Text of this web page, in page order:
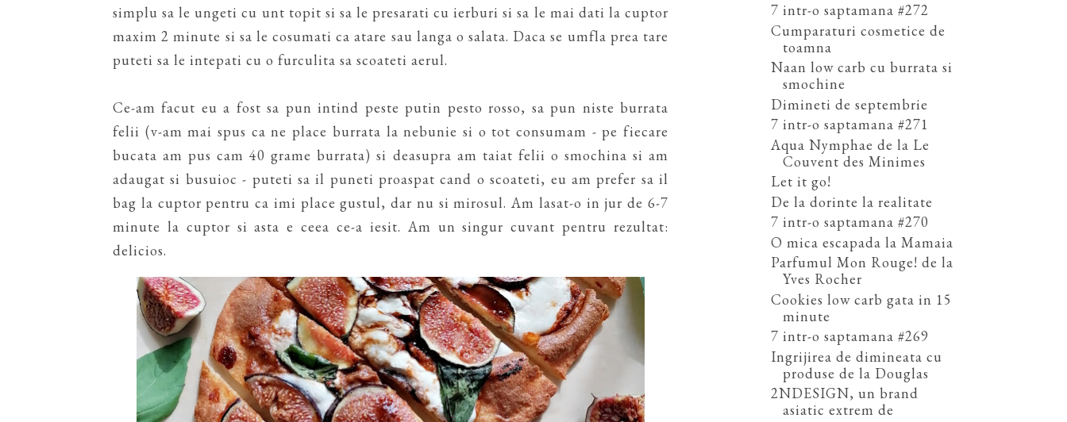
simplu sa le ungeti cu unt topit si sa le presarati cu ierburi si sa le mai dati la cuptor
maxim 2 minute si sa le cosumati ca atare sau langa o salata. Daca se umfla prea tare
puteti sa le intepati cu o furculita sa scoateti aerul.
Ce-am facut eu a fost sa pun intind peste putin pesto rosso, sa pun niste burrata
felii (v-am mai spus ca ne place burrata la nebunie si o tot consumam - pe fiecare
bucata am pus cam 40 grame burrata) si deasupra am taiat felii o smochina si am
adaugat si busuioc - puteti sa il puneti proaspat cand o scoateti, eu am prefer sa il
bag la cuptor pentru ca imi place gustul, dar nu si mirosul. Am lasat-o in jur de 6-7
minute la cuptor si asta e ceea ce-a iesit. Am un singur cuvant pentru rezultat:
delicios.
7 intr-o saptamana #272
Cumparaturi cosmetice de
toamna
Naan low carb cu burrata si
smochine
Dimineti de septembrie
7 intr-o saptamana #271
Aqua Nymphae de la Le
Couvent des Minimes
Let it go!
De la dorinte la realitate
7 intr-o saptamana #270
O mica escapada la Mamaia
Parfumul Mon Rouge! de la
Yves Rocher
Cookies low carb gata in 15
minute
7 intr-o saptamana #269
Ingrijirea de dimineata cu
produse de la Douglas
2NDESIGN, un brand
asiatic extrem de